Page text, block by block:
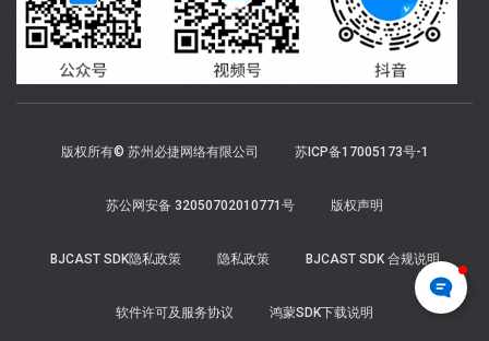
版权所有© 苏州必捷网络有限公司 苏ICP备17005173号-1
苏公网安备 32050702010771号 版权声明
BJCAST SDK隐私政策 隐私政策 BJCAST SDK 合规说明
软件许可及服务协议 鸿蒙SDK下载说明